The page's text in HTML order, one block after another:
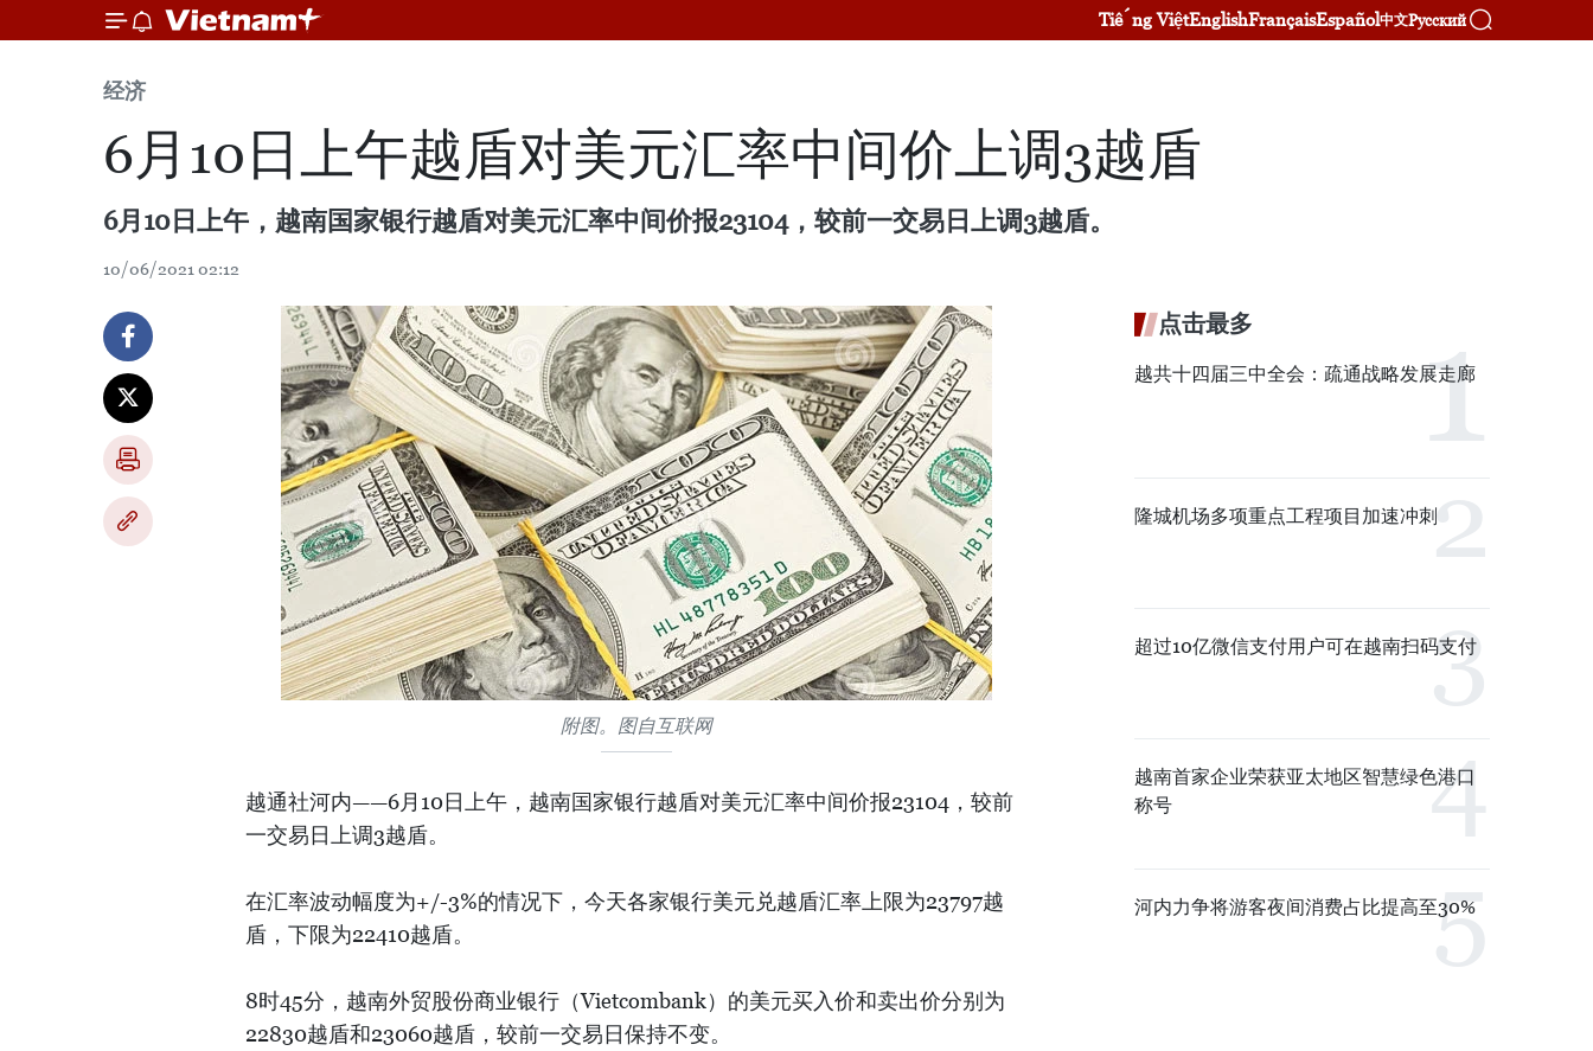
Tiếng ViệtEnglishFrançaisEspañol中文Русский
经济
6月10日上午越盾对美元汇率中间价上调3越盾
6月10日上午，越南国家银行越盾对美元汇率中间价报23104，较前一交易日上调3越盾。
10/06/2021 02:12
附图。图自互联网
越通社河内——6月10日上午，越南国家银行越盾对美元汇率中间价报23104，较前
一交易日上调3越盾。
在汇率波动幅度为+/-3%的情况下，今天各家银行美元兑越盾汇率上限为23797越
盾，下限为22410越盾。
8时45分，越南外贸股份商业银行（Vietcombank）的美元买入价和卖出价分别为
22830越盾和23060越盾，较前一交易日保持不变。
点击最多
越共十四届三中全会：疏通战略发展走廊
隆城机场多项重点工程项目加速冲刺
超过10亿微信支付用户可在越南扫码支付
越南首家企业荣获亚太地区智慧绿色港口
称号
河内力争将游客夜间消费占比提高至30%